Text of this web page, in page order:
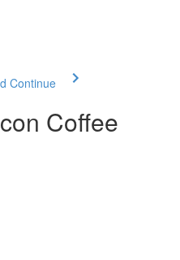
Continue
Coffee